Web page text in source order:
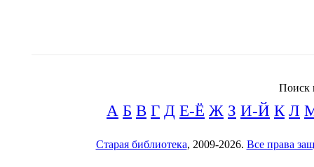
Поиск
А Б В Г Д Е-Ё Ж З И-Й К Л
Старая библиотека, 2009-2026. Все права